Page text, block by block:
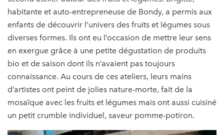
habitante et auto-entrepreneuse de Bondy, a permis aux
enfants de découvrir l’univers des fruits et légumes sous
diverses formes. Ils ont eu l’occasion de mettre leur sens
en exergue grâce à une petite dégustation de produits
bio et de saison dont ils n’avaient pas toujours
connaissance. Au cours de ces ateliers, leurs mains
d’artistes ont peint de jolies nature-morte, fait de la
mosaïque avec les fruits et légumes mais ont aussi cuisiné
un petit crumble individuel, saveur pomme-potiron.